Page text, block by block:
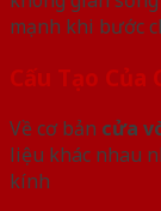
mạnh khi bước
Cấu Tạo Của
Về cơ bản cửa
liệu khác nhau
kính